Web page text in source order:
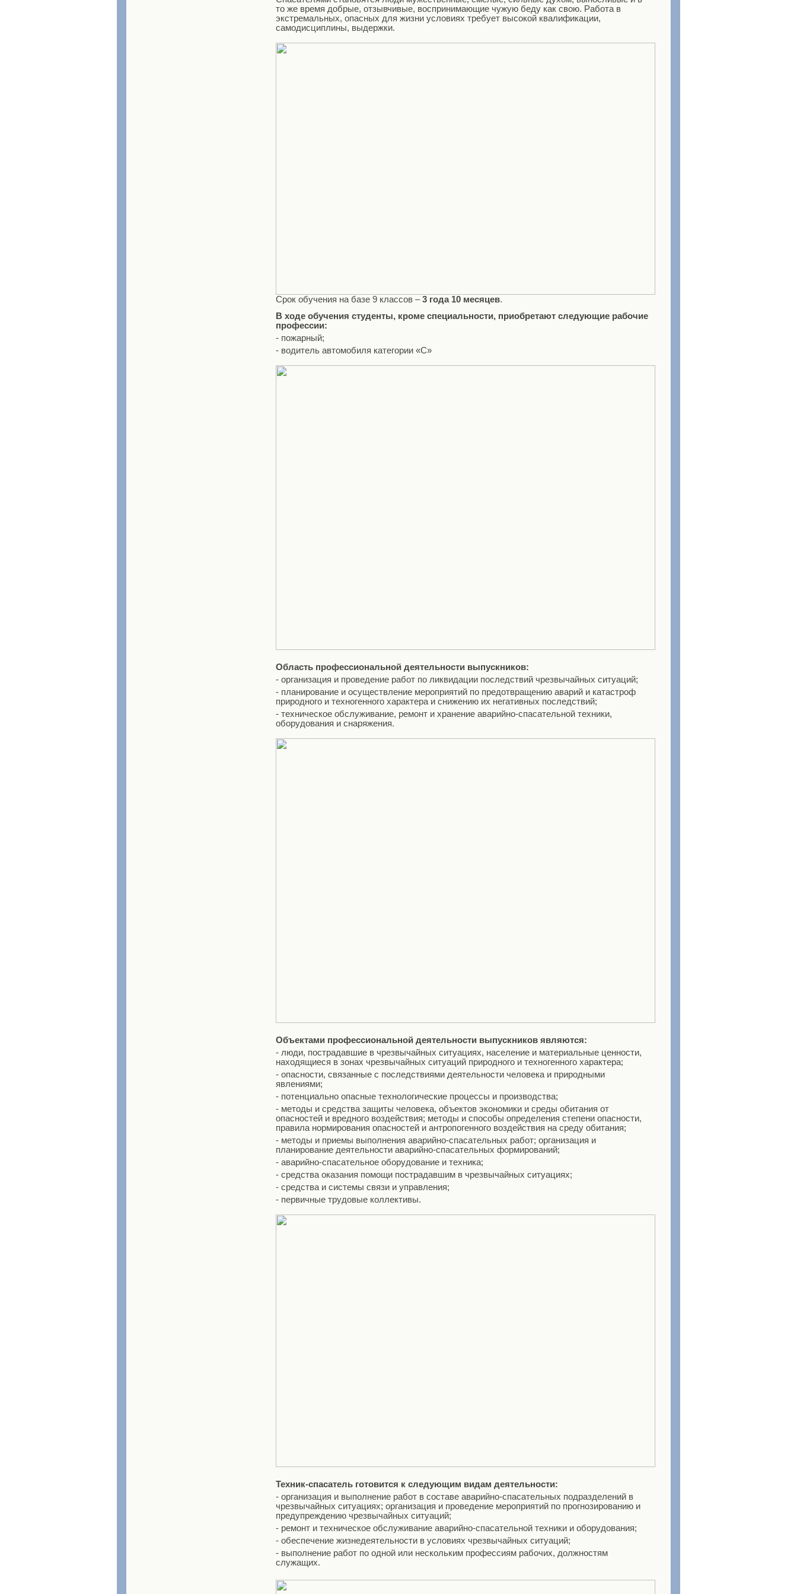
то же время добрые, отзывчивые, воспринимающие чужую беду как свою. Работа в
экстремальных, опасных для жизни условиях требует высокой квалификации,
самодисциплины, выдержки.
Срок обучения на базе 9 классов –3 года 10 месяцев.
В ходе обучения студенты, кроме специальности, приобретают следующие рабочие
профессии:
- пожарный;
- водитель автомобиля категории «С»
Область профессиональной деятельности выпускников:
- организация и проведение работ по ликвидации последствий чрезвычайных ситуаций;
- планирование и осуществление мероприятий по предотвращению аварий и катастроф
природного и техногенного характера и снижению их негативных последствий;
- техническое обслуживание, ремонт и хранение аварийно-спасательной техники,
оборудования и снаряжения.
Объектами профессиональной деятельности выпускников являются:
- люди, пострадавшие в чрезвычайных ситуациях, население и материальные ценности,
находящиеся в зонах чрезвычайных ситуаций природного и техногенного характера;
- опасности, связанные с последствиями деятельности человека и природными
явлениями;
- потенциально опасные технологические процессы и производства;
- методы и средства защиты человека, объектов экономики и среды обитания от
опасностей и вредного воздействия; методы и способы определения степени опасности,
правила нормирования опасностей и антропогенного воздействия на среду обитания;
- методы и приемы выполнения аварийно-спасательных работ; организация и
планирование деятельности аварийно-спасательных формирований;
- аварийно-спасательное оборудование и техника;
- средства оказания помощи пострадавшим в чрезвычайных ситуациях;
- средства и системы связи и управления;
- первичные трудовые коллективы.
Техник-спасатель готовится к следующим видам деятельности:
- организация и выполнение работ в составе аварийно-спасательных подразделений в
чрезвычайных ситуациях; организация и проведение мероприятий по прогнозированию и
предупреждению чрезвычайных ситуаций;
- ремонт и техническое обслуживание аварийно-спасательной техники и оборудования;
- обеспечение жизнедеятельности в условиях чрезвычайных ситуаций;
- выполнение работ по одной или нескольким профессиям рабочих, должностям
служащих.